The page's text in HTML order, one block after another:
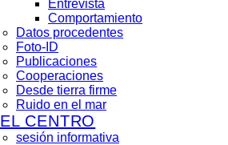
Entrevista
Comportamiento
Datos procedentes
Foto-ID
Publicaciones
Cooperaciones
Desde tierra firme
Ruido en el mar
EL CENTRO
sesión informativa